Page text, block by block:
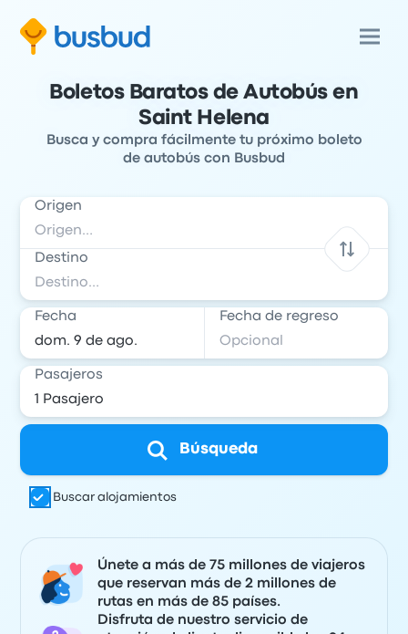
Boletos Baratos de Autobús en
Saint Helena
Busca y compra fácilmente tu próximo boleto
de autobús con Busbud
Origen
Destino
Fecha Fecha de regreso
Pasajeros
Búsqueda
Buscar alojamientos
Únete a más de 75 millones de viajeros
que reservan más de 2 millones de
rutas en más de 85 países.
Disfruta de nuestro servicio de